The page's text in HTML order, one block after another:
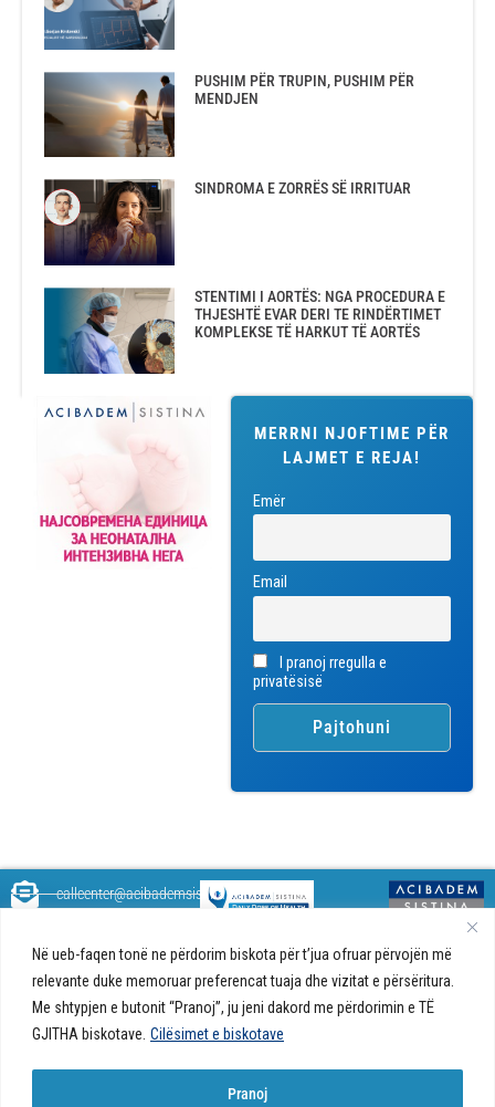
Në ueb-faqen tonë ne përdorim biskota për t’jua ofruar përvojën më
relevante duke memoruar preferencat tuaja dhe vizitat e përsëritura.
Me shtypjen e butonit “Pranoj”, ju jeni dakord me përdorimin e TË
GJITHA biskotave. Cilësimet e biskotave
Pranoj
PUSHIM PËR TRUPIN, PUSHIM PËR
MENDJEN
SINDROMA E ZORRËS SË IRRITUAR
STENTIMI I AORTËS: NGA PROCEDURA E
THJESHTË EVAR DERI TE RINDËRTIMET
KOMPLEKSE TË HARKUT TË AORTËS
MERRNI NJOFTIME PËR
LAJMET E REJA!
Emër
Email
I pranoj rregulla e
privatësisë
këshilla shëndetësore rreth
shëndetit tuaj. Ne kemi krijuar
një ueb portal që do t'ju ofrojë
përgjigjet e pyetjeve tuaja në
callcenter@acibademsistina.mk
Ul. Skupi 5A Shkup
Sistina - Bëhet
fjalë për jetën!